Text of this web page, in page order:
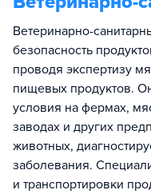
Ветеринарно-
безопасность
проводя экспертизу
пищевых продуктов.
условия на фермах,
заводах и других
животных,
заболевания.
и транспортировки